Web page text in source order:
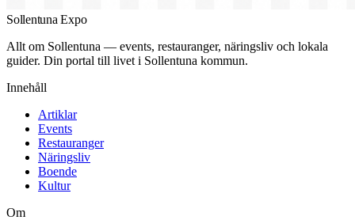
Sollentuna Expo
Allt om Sollentuna — events, restauranger, näringsliv och lokala
guider. Din portal till livet i Sollentuna kommun.
Innehåll
Artiklar
Events
Restauranger
Näringsliv
Boende
Kultur
Om